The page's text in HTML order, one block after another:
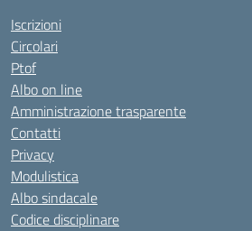
Iscrizioni
Circolari
Ptof
Albo on line
Amministrazione trasparente
Contatti
Privacy
Modulistica
Albo sindacale
Codice disciplinare